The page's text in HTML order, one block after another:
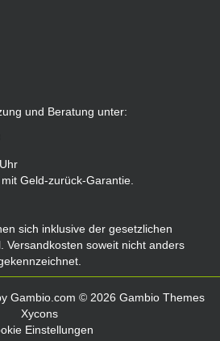
und Beratung unter:
Geld-zurück-Garantie.
sich inklusive der gesetzlichen
Versandkosten soweit nicht anders
Gambio.com © 2026 Gambio Themes
Xycons
Einstellungen